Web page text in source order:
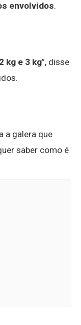
envolvidos.
kg e 3 kg”, disse
a galera que
saber como é